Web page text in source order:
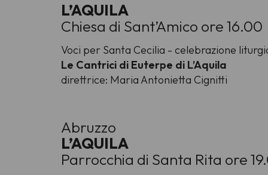
L’AQUILA
Chiesa di Sant’Amico ore 16.00
Voci per Santa Cecilia - celebrazione
Le Cantrici di Euterpe di L’Aquila
direttrice: Maria Antonietta Cignitti
Abruzzo
L’AQUILA
Parrocchia di Santa Rita ore